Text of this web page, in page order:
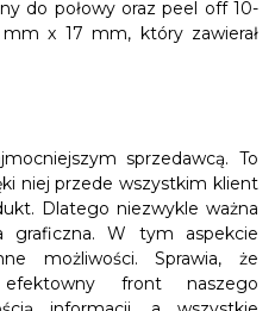
do połowy oraz peel off 10-
x 17 mm, który zawierał
sprzedawcą. To
niej przede wszystkim klient
Dlatego niezwykle ważna
graficzna. W tym aspekcie
możliwości. Sprawia, że
front naszego